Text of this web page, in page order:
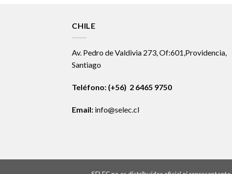
CHILE
Av. Pedro de Valdivia 273, Of:601,Providencia,
Santiago
Teléfono: (+56) 2 6465 9750
Email: info@selec.cl